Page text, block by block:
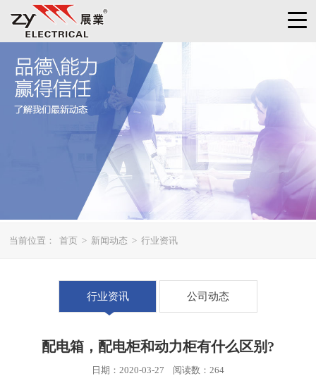
当前位置： 首页 > 新闻动态 > 行业资讯
行业资讯 公司动态
配电箱，配电柜和动力柜有什么区别?
日期：2020-03-27 阅读数：264